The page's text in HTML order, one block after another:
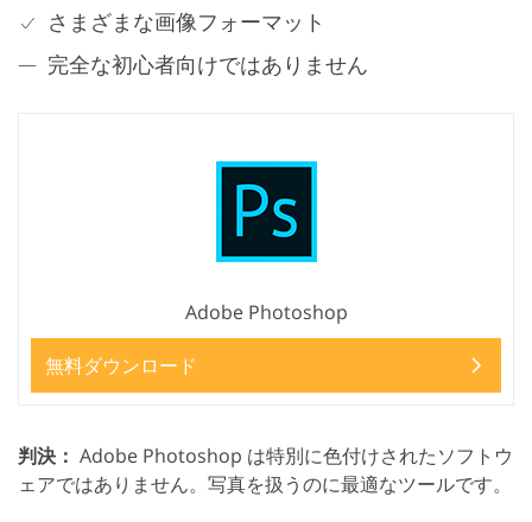
さまざまな画像フォーマット
完全な初心者向けではありません
Adobe Photoshop
無料ダウンロード
判決： Adobe Photoshop は特別に色付けされたソフトウ
ェアではありません。写真を扱うのに最適なツールです。